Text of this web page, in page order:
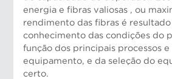
energia e fibras valiosas , ou
rendimento das fibras é
conhecimento das condições do
função dos principais processos
equipamento, e da seleção do
certo.
Risto Nykanen, Gerente de